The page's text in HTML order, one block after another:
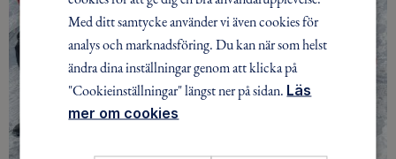
Med ditt samtycke använder vi även cookies för
analys och marknadsföring. Du kan när som helst
ändra dina inställningar genom att klicka på
"Cookieinställningar" längst ner på sidan. Läs
mer om cookies